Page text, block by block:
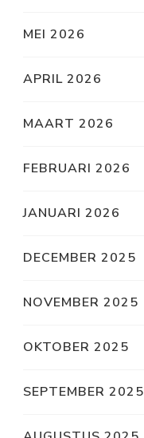
MEI 2026
APRIL 2026
MAART 2026
FEBRUARI 2026
JANUARI 2026
DECEMBER 2025
NOVEMBER 2025
OKTOBER 2025
SEPTEMBER 2025